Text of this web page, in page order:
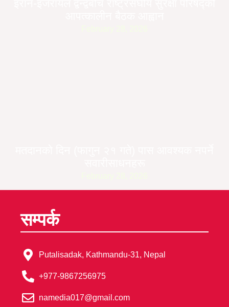
सम्पर्क
Putalisadak, Kathmandu-31, Nepal
+977-9867256975
namedia017@gmail.com